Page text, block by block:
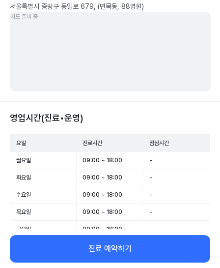
서울특별시 중랑구 동일로 679, (면목동, 88병원)
지도 준비 중
영업시간(진료•운영)
요일 진료시간 점심시간
월요일 09:00 ~ 18:00 -
화요일 09:00 ~ 18:00 -
수요일 09:00 ~ 18:00 -
목요일 09:00 ~ 18:00 -
금요일 09:00 ~ 18:00
09:00 ~ 13:00
일요일 휴무 -
진료 예약하기